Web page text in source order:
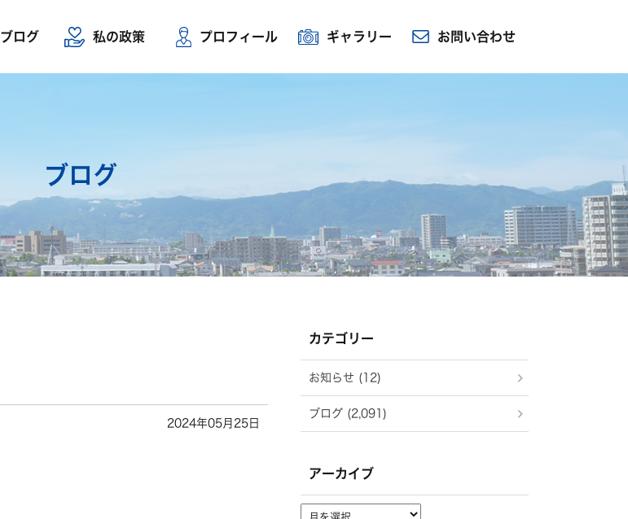
ブログ 私の政策 プロフィール ギャラリー お問い合わせ
ブログ
2024年05月25日
カテゴリー
お知らせ (12)
ブログ (2,091)
アーカイブ
ア